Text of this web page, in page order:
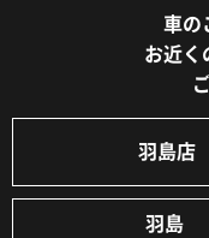
車の
お近く
羽島店
羽島